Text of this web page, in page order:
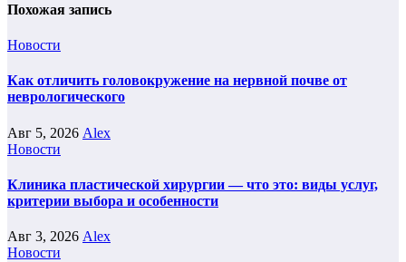
Похожая запись
Новости
Как отличить головокружение на нервной почве от
неврологического
Авг 5, 2026 Alex
Новости
Клиника пластической хирургии — что это: виды услуг,
критерии выбора и особенности
Авг 3, 2026 Alex
Новости